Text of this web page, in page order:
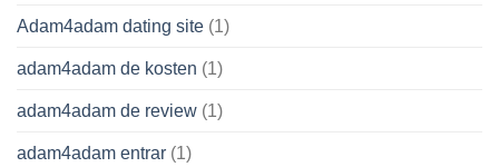
Adam4adam dating site (1)
adam4adam de kosten (1)
adam4adam de review (1)
adam4adam entrar (1)